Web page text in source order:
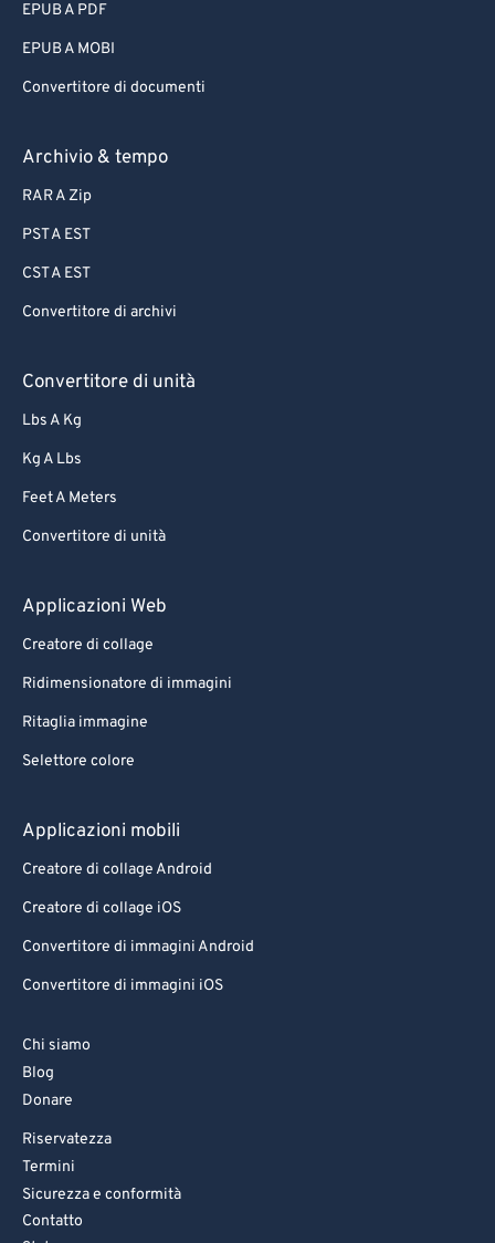
EPUB A PDF
EPUB A MOBI
Convertitore di documenti
Archivio & tempo
RAR A Zip
PST A EST
CST A EST
Convertitore di archivi
Convertitore di unità
Lbs A Kg
Kg A Lbs
Feet A Meters
Convertitore di unità
Applicazioni Web
Creatore di collage
Ridimensionatore di immagini
Ritaglia immagine
Selettore colore
Applicazioni mobili
Creatore di collage Android
Creatore di collage iOS
Convertitore di immagini Android
Convertitore di immagini iOS
Chi siamo
Blog
Donare
Riservatezza
Termini
Sicurezza e conformità
Contatto